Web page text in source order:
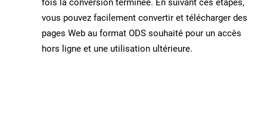
fois la conversion terminée. En suivant ces étapes,
vous pouvez facilement convertir et télécharger des
pages Web au format ODS souhaité pour un accès
hors ligne et une utilisation ultérieure.